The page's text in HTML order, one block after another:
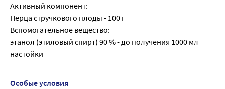
Активный компонент:
Перца стручкового плоды - 100 г
Вспомогательное вещество:
этанол (этиловый спирт) 90 % - до получения 1000 мл
настойки
Особые условия